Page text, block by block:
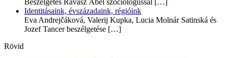
Identitásaink, évszázadaink, régióink
Eva Andrejčáková, Valerij Kupka, Lucia Molnár Satinská és
Jozef Tancer beszélgetése […]
Rövid